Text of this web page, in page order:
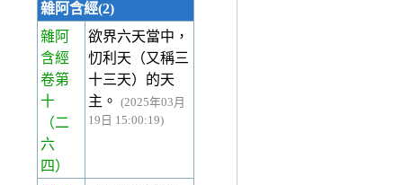
雜阿含經(2)
雜阿
含經
卷第
十
（二
六
四）
欲界六天當中，
忉利天（又稱三
十三天）的天
主。
(2025年03月
19日 15:00:19)